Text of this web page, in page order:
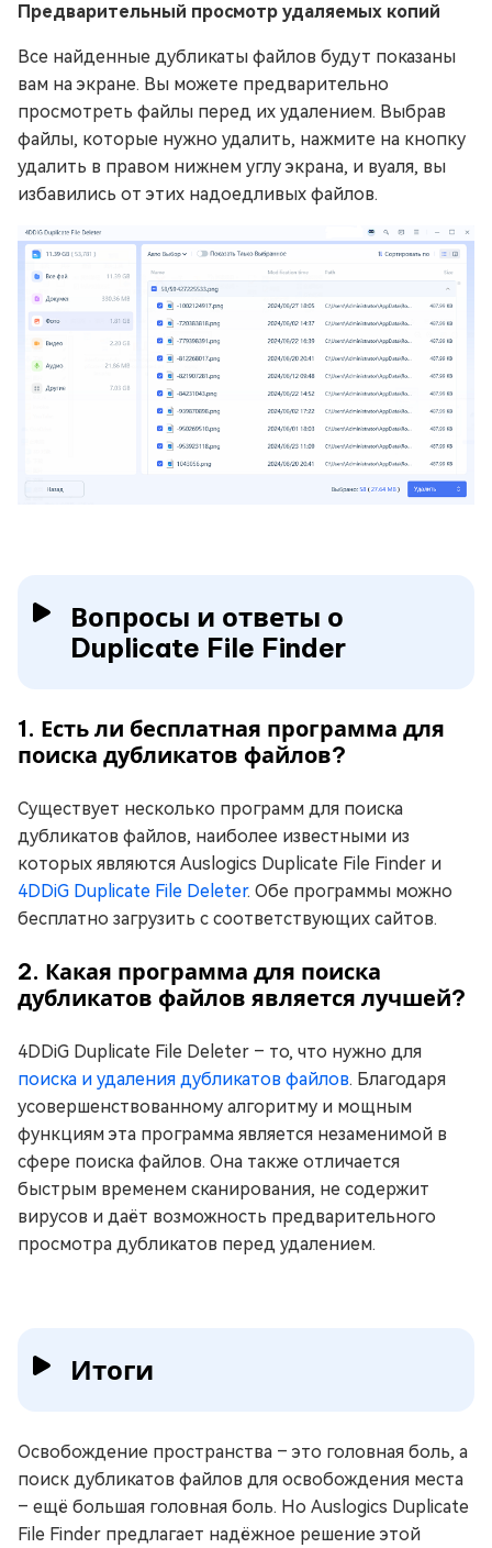
Предварительный просмотр удаляемых копий
Все найденные дубликаты файлов будут показаны
вам на экране. Вы можете предварительно
просмотреть файлы перед их удалением. Выбрав
файлы, которые нужно удалить, нажмите на кнопку
удалить в правом нижнем углу экрана, и вуаля, вы
избавились от этих надоедливых файлов.
Вопросы и ответы о
Duplicate File Finder
1. Есть ли бесплатная программа для
поиска дубликатов файлов?
Существует несколько программ для поиска
дубликатов файлов, наиболее известными из
которых являются Auslogics Duplicate File Finder и
4DDiG Duplicate File Deleter. Обе программы можно
бесплатно загрузить с соответствующих сайтов.
2. Какая программа для поиска
дубликатов файлов является лучшей?
4DDiG Duplicate File Deleter – то, что нужно для
поиска и удаления дубликатов файлов. Благодаря
усовершенствованному алгоритму и мощным
функциям эта программа является незаменимой в
сфере поиска файлов. Она также отличается
быстрым временем сканирования, не содержит
вирусов и даёт возможность предварительного
просмотра дубликатов перед удалением.
Итоги
Освобождение пространства – это головная боль, а
поиск дубликатов файлов для освобождения места
– ещё большая головная боль. Но Auslogics Duplicate
File Finder предлагает надёжное решение этой